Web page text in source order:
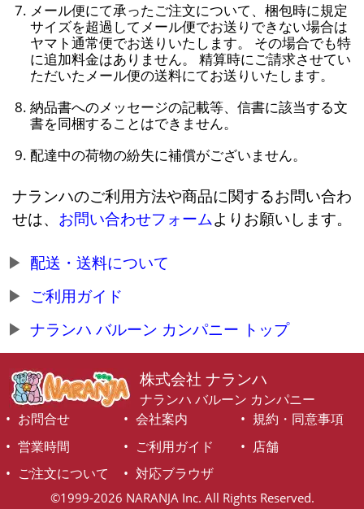
メール便にて承ったご注文について、梱包時に規定
サイズを超過してメール便でお送りできない場合は
ヤマト通常便でお送りいたします。 その場合でも特
に追加料金はありません。 精算時にご請求させてい
ただいたメール便の送料にてお送りいたします。
納品書へのメッセージの記載等、信書に該当する文
書を同梱することはできません。
配達中の荷物の紛失に補償がございません。
ナランハのご利用方法や商品に関するお問い合わ
せは、 お問い合わせフォームよりお願いします。
配送・送料について
ご利用ガイド
ナランハ バルーン カンパニー トップ
株式会社 ナランハ
ナランハ バルーン カンパニー
お問合せ
会社案内
規約・同意事項
営業時間
ご利用ガイド
店舗
ご注文について
対応ブラウザ
©1999-2026 NARANJA Inc. All Rights Reserved.